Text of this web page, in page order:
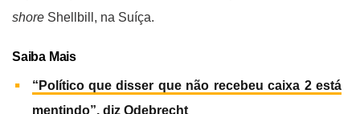
shore Shellbill, na Suíça.
Saiba Mais
“Político que disser que não recebeu caixa 2 está
mentindo”, diz Odebrecht